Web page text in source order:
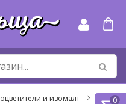
и изомалт